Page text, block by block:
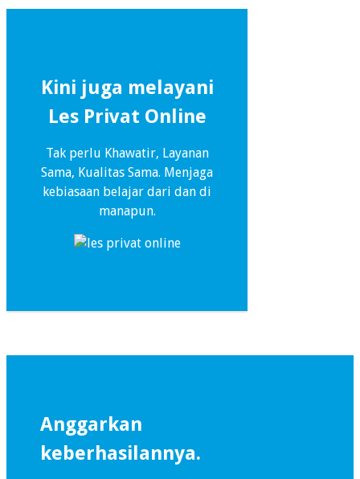
Kini juga melayani
Les Privat Online
Tak perlu Khawatir, Layanan
Sama, Kualitas Sama. Menjaga
kebiasaan belajar dari dan di
manapun.
Anggarkan
keberhasilannya.